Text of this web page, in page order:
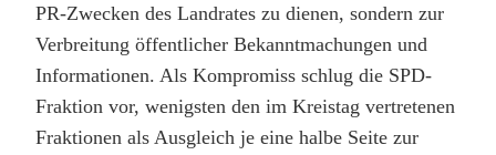
PR-Zwecken des Landrates zu dienen, sondern zur
Verbreitung öffentlicher Bekanntmachungen und
Informationen. Als Kompromiss schlug die SPD-
Fraktion vor, wenigsten den im Kreistag vertretenen
Fraktionen als Ausgleich je eine halbe Seite zur